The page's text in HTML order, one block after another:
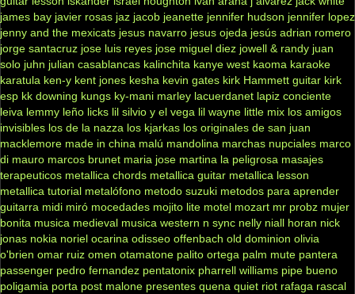
james bay javier rosas jaz jacob jeanette jennifer hudson jennifer lopez
jenny and the mexicats jesus navarro jesus ojeda jesús adrian romero
jorge santacruz jose luis reyes jose miguel diez jowell & randy juan
solo juhn julian casablancas kalinchita kanye west kaoma karaoke
karatula ken-y kent jones kesha kevin gates kirk Hammett guitar kirk
esp kk downing kungs ky-mani marley lacuerdanet lapiz conciente
leiva lemmy leño licks lil silvio y el vega lil wayne little mix los amigos
invisibles los de la nazza los kjarkas los originales de san juan
macklemore made in china malú mandolina marchas nupciales marco
di mauro marcos brunet maria jose martina la peligrosa masajes
terapeuticos metallica chords metallica guitar metallica lesson
metallica tutorial metalófono metodo suzuki metodos para aprender
guitarra midi miró mocedades mojito lite motel mozart mr probz mujer
bonita musica medieval musica western n sync nelly niall horan nick
jonas nokia noriel ocarina odisseo offenbach old dominion olivia
o'brien omar ruiz omen otamatone palito ortega palm mute pantera
passenger pedro fernandez pentatonix pharrell williams pipe bueno
poligamia porta post malone presentes quena quiet riot rafaga rascal